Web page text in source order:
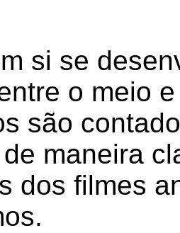
si se
o meio
são
maneira
dos filmes